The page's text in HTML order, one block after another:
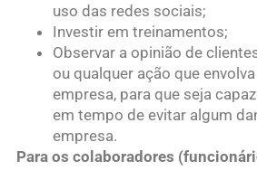
uso das redes sociais;
Investir em treinamentos;
Observar a opinião de
ou qualquer ação que
empresa, para que seja
em tempo de evitar algum
empresa.
Para os colaboradores